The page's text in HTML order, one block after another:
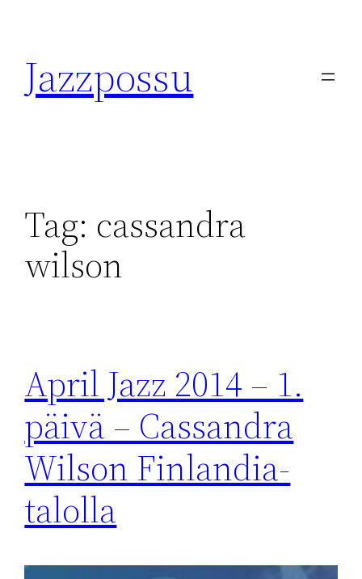
content
Jazzpossu
Tag: cassandra
wilson
April Jazz 2014 – 1.
päivä – Cassandra
Wilson Finlandia-
talolla